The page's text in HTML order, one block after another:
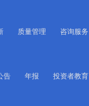
质量管理 咨询服务
告 年报 投资者教育